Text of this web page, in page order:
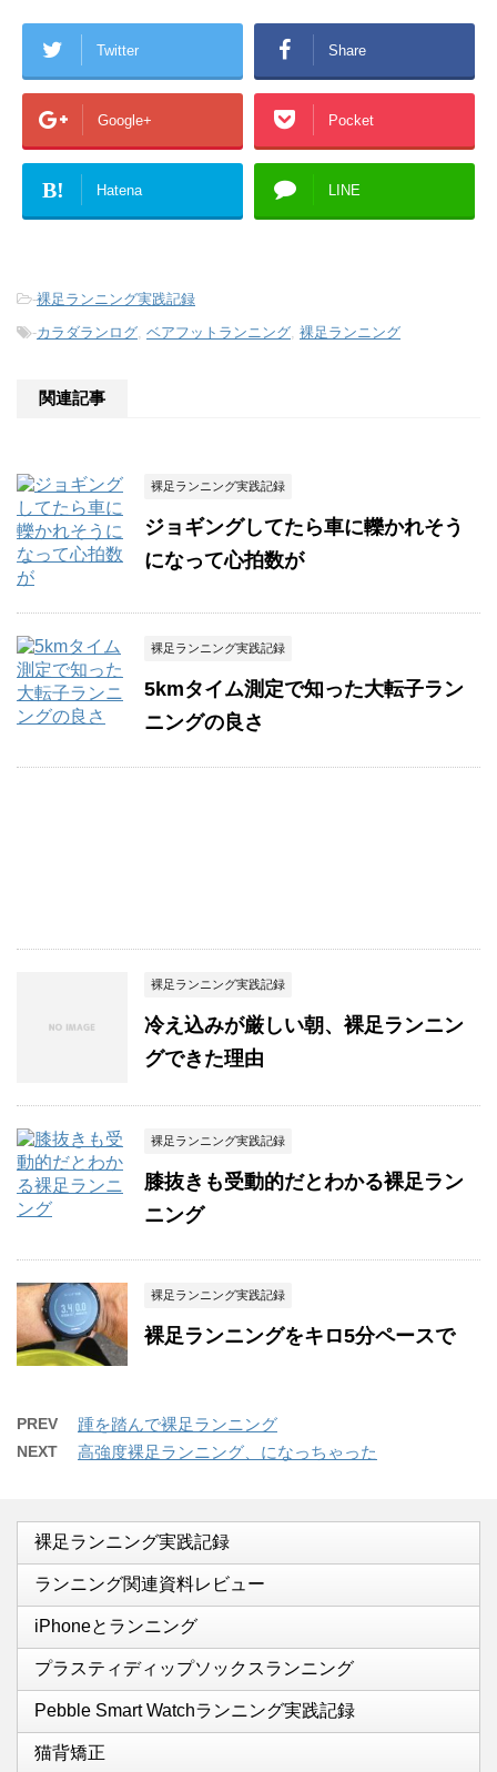
Twitter Share
Google+ Pocket
B! Hatena LINE
-裸足ランニング実践記録
-カラダランログ, ベアフットランニング, 裸足ランニング
関連記事
裸足ランニング実践記録
ジョギングしてたら車に轢かれそう
になって心拍数が
裸足ランニング実践記録
5kmタイム測定で知った大転子ラン
ニングの良さ
裸足ランニング実践記録
冷え込みが厳しい朝、裸足ランニン
グできた理由
裸足ランニング実践記録
膝抜きも受動的だとわかる裸足ラン
ニング
裸足ランニング実践記録
裸足ランニングをキロ5分ペースで
PREV 踵を踏んで裸足ランニング
NEXT 高強度裸足ランニング、になっちゃった
裸足ランニング実践記録
ランニング関連資料レビュー
iPhoneとランニング
プラスティディップソックスランニング
Pebble Smart Watchランニング実践記録
猫背矯正